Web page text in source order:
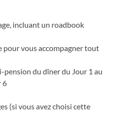
incluant un roadbook
pour vous accompagner tout
pension du dîner du Jour 1 au
6
(si vous avez choisi cette